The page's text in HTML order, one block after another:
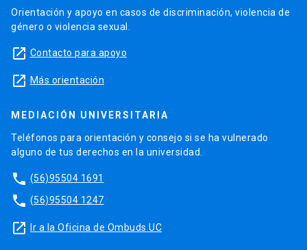
Orientación y apoyo en casos de discriminación, violencia de
género o violencia sexual.
launch Contacto para apoyo
launch Más orientación
MEDIACIÓN UNIVERSITARIA
Teléfonos para orientación y consejo si se ha vulnerado
alguno de tus derechos en la universidad.
phone (56)95504 1691
phone (56)95504 1247
launch Ir a la Oficina de Ombuds UC